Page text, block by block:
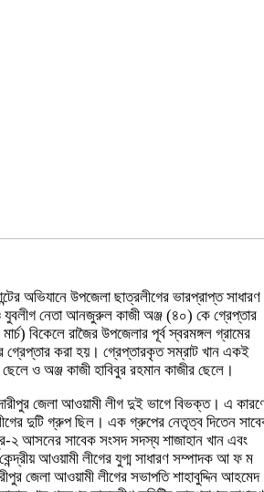
অভিযানে উপজেলা ছাত্রলীগের ভারপ্রাপ্ত সাধারণ
নেতা আনজুরুল কাজী অঞ্জ (৪০) কে গ্রেপ্তার
বিকেলে রাজৈর উপজেলার পূর্ব স্বরমঙ্গল গ্রামের
গ্রেপ্তার করা হয়। গ্রেপ্তারকৃত সম্রাট খান একই
ও অঞ্জ কাজী হাবিবুর রহমান কাজীর ছেলে।
জেলা আওয়ামী লীগ দুই ভাগে বিভক্ত। এ
দুটি গ্রুপ ছিল। এক গ্রুপের নেতৃত্ব দিতেন
২ আসনের সাবেক সংসদ সদস্য শাজাহান খান এবং
আওয়ামী লীগের যুগ্ম সাধারণ সম্পাদক আ ফ ম
জেলা আওয়ামী লীগের সভাপতি শাহাবুদ্দিন আহমেদ